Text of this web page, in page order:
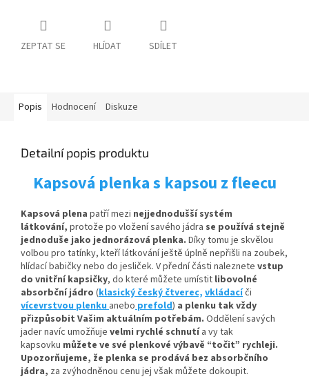
ZEPTAT SE HLÍDAT SDÍLET
Popis Hodnocení Diskuze
Detailní popis produktu
Kapsová plenka s kapsou z fleecu
Kapsová plena patří mezi nejjednodušší systém
látkování, protože po vložení savého jádra se používá stejně
jednoduše jako jednorázová plenka. Díky tomu je skvělou
volbou pro tatínky, kteří látkování ještě úplně nepřišli na zoubek,
hlídací babičky nebo do jesliček. V přední části naleznete vstup
do vnitřní kapsičky, do které můžete umístit libovolné
absorbčníjádro (klasický český čtverec, vkládacíči
vícevrstvou plenkuaneboprefold) a plenku tak vždy
přizpůsobit Vašim aktuálním potřebám. Oddělení savých
jader navíc umožňuje velmi rychlé schnutía vy tak
kapsovku můžete ve své plenkové výbavě “točit” rychleji.
Upozorňujeme, že plenka se prodává bez absorbčního
jádra, za zvýhodněnou cenu jej však můžete dokoupit.